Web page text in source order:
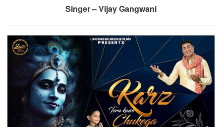
Singer – Vijay Gangwani